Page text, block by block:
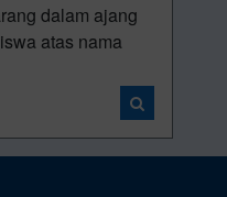
dalam ajang
atas nama